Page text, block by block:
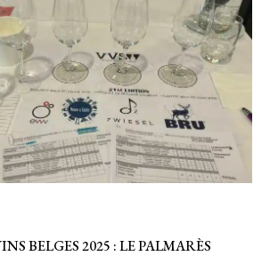
BELGES 2025 : LE PALMARÈS